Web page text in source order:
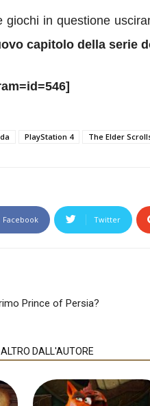
giochi in questione
capitolo della serie
PlayStation 4 The Elder
Facebook Twitter
Prince of Persia?
ALTRO DALL'AUTORE